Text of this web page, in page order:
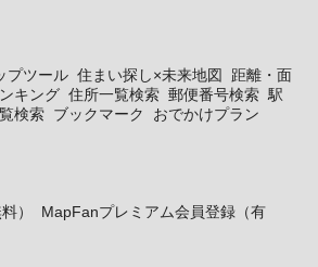
プツール 住まい探し×未来地図
距離・面
キング 住所一覧検索 郵便番号検索 駅
検索 ブックマーク おでかけプラン
）
MapFanプレミアム会員登録（有